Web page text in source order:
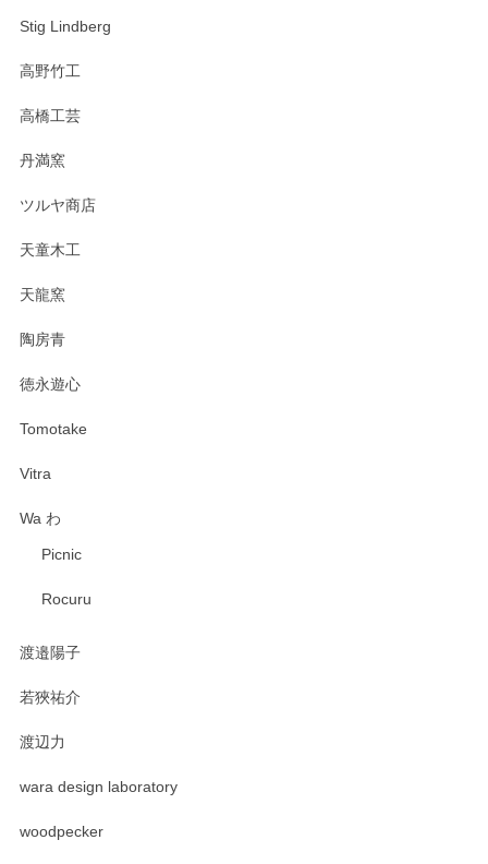
Stig Lindberg
高野竹工
高橋工芸
丹満窯
ツルヤ商店
天童木工
天龍窯
陶房青
徳永遊心
Tomotake
Vitra
Wa わ
Picnic
Rocuru
渡邉陽子
若狹祐介
渡辺力
wara design laboratory
woodpecker